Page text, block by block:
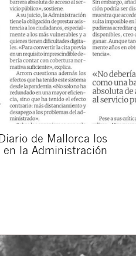
de Mallorca los
la Administración